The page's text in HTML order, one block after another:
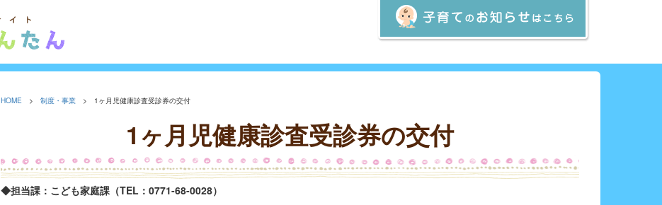
HOME > 制度・事業> 1ヶ月児健康診査受診券の交付
1ヶ月児健康診査受診券の交付
◆担当課：こども家庭課（TEL：0771-68-0028）